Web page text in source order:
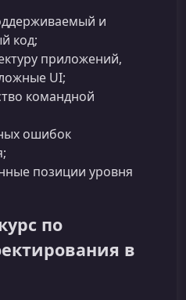
и
код;
приложений,
UI;
командной
ошибок
позиции уровня
по
в